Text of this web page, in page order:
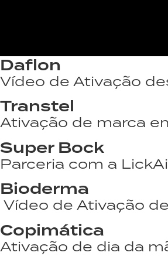
Daflon
Vídeo de Ativação
Transtel
Ativação de marca
Super Bock
Parceria com a
Bioderma
Vídeo de Ativação
Copimática
Ativação de dia da